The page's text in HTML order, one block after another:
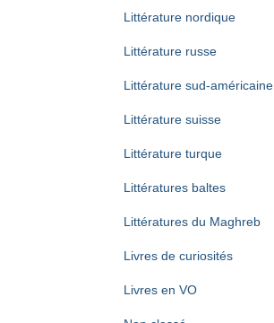
Littérature nordique
Littérature russe
Littérature sud-américaine
Littérature suisse
Littérature turque
Littératures baltes
Littératures du Maghreb
Livres de curiosités
Livres en VO